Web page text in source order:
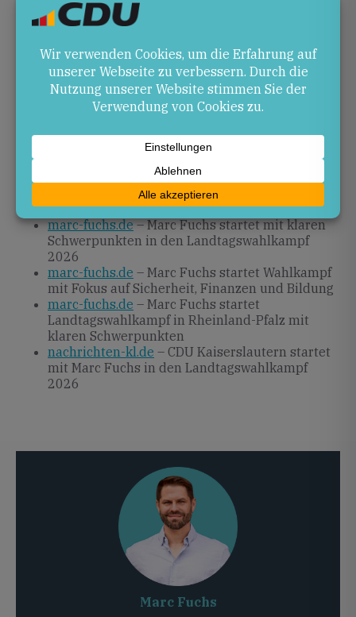
Ausblick
In den kommenden Wochen wird Marc Fuchs seine
Schwerpunkt-Themen in Veranstaltungen und
Dialogformaten vertiefen. Die CDU wird ihre
Landesliste finalisieren und den Wahlkampf weiter
intensivieren. Beobachter rechnen mit weiteren
Quellen
marc-fuchs.de– Marc Fuchs startet mit klaren
Schwerpunkten in den Landtagswahlkampf
2026
marc-fuchs.de – Marc Fuchs startet Wahlkampf
mit Fokus auf Sicherheit, Finanzen und Bildung
marc-fuchs.de – Marc Fuchs startet
Landtagswahlkampf in Rheinland-Pfalz mit
klaren Schwerpunkten
nachrichten-kl.de – CDU Kaiserslautern startet
mit Marc Fuchs in den Landtagswahlkampf
2026
Marc Fuchs